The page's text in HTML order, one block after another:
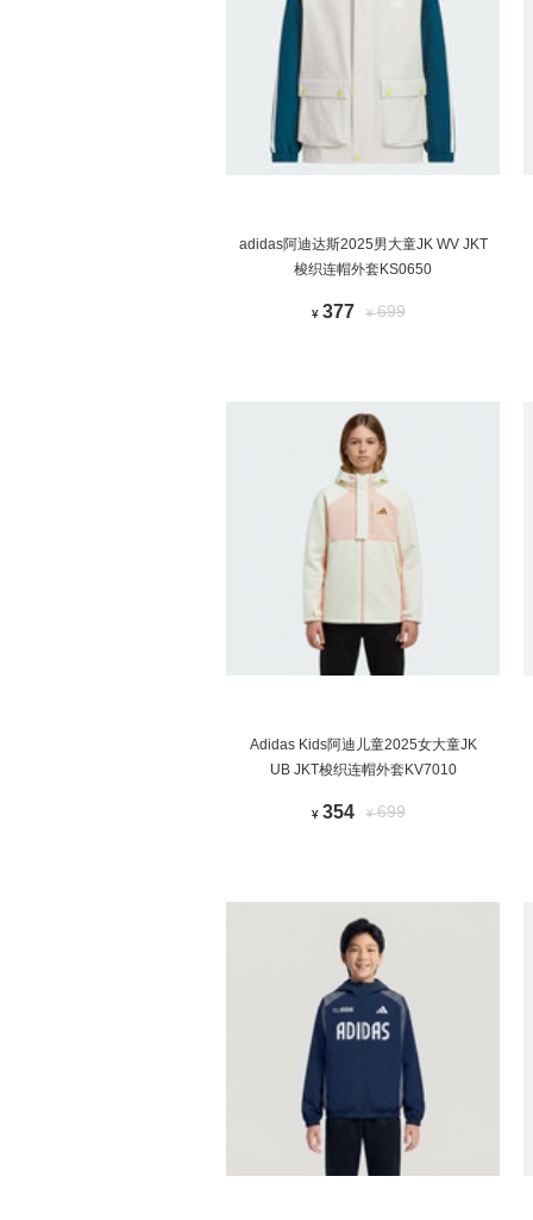
adidas阿迪达斯2025男大童JK WV JKT
梭织连帽外套KS0650
¥ 377 ¥699
Adidas Kids阿迪儿童2025女大童JK
UB JKT梭织连帽外套KV7010
¥ 354 ¥699